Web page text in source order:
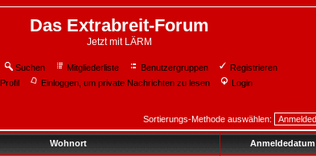
Das Extrabreit-Forum
Jetzt mit LÄRM
Suchen Mitgliederliste Benutzergruppen
Registrieren
Profil
Einloggen, um private Nachrichten zu lesen Login
Sortierungs-Methode auswählen:
Wohnort Anmeldedatum